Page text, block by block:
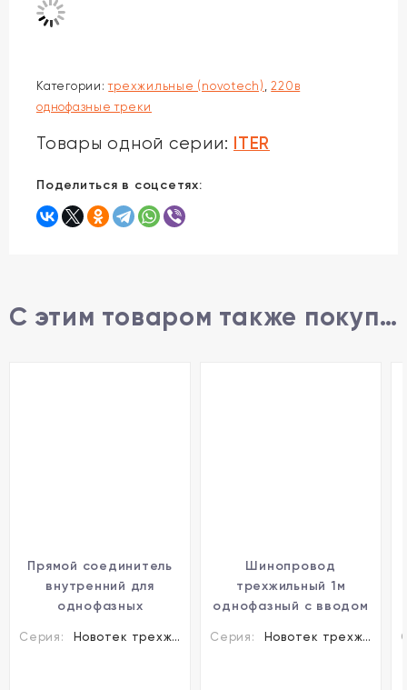
Категории:трехжильные (novotech) ,220в
однофазные треки
Товары одной серии: ITER
Поделиться в соцсетях:
С этим товаром также покупают
Прямой соединитель
внутренний для
однофазных
шинопроводов
Серия: Новотек трехжильные шинопроводы и аксессуары
Шинопровод
трехжильный 1м
однофазный с вводом
Novotech 135000
Серия: Новотек трехжильные шинопроводы и аксессуары